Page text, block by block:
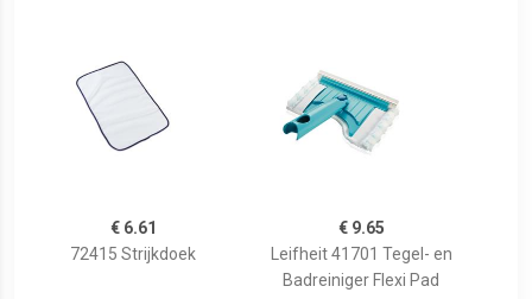
€ 6.61
72415 Strijkdoek
€ 9.65
Leifheit 41701 Tegel- en
Badreiniger Flexi Pad